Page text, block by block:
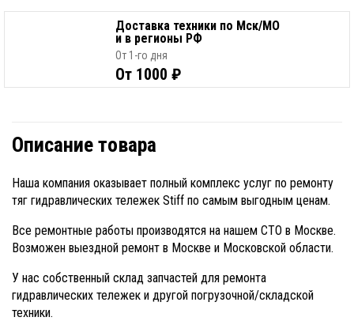
Доставка техники по Мск/МО
и в регионы РФ
От 1-го дня
От 1000 ₽
Описание товара
Наша компания оказывает полный комплекс услуг по ремонту
тяг гидравлических тележек Stiff по самым выгодным ценам.
Все ремонтные работы производятся на нашем СТО в Москве.
Возможен выездной ремонт в Москве и Московской области.
У нас собственный склад запчастей для ремонта
гидравлических тележек и другой погрузочной/складской
техники.